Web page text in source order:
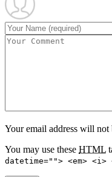
Your email address will not
You may use these HTML
datetime=""> <em>